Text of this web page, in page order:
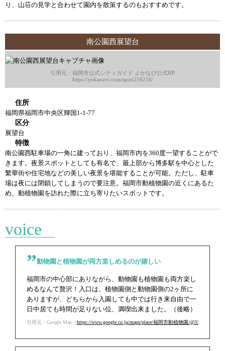
り、山荘の見学と合わせて園内を散策するのもおすすめです。
南公園西展望台
引用元：福岡市公式シティガイド よかなび公式HP
https://yokanavi.com/spot/216216/
住所
福岡県福岡市中央区輝国1-1-77
区分
展望台
特徴
南公園西駐車場の一角に建っており、福岡市内を360度一望することがで
きます。夜景スポットとしても有名で、最上部から博多駅を中心とした
繁華街や住宅地などの美しい夜景を堪能することが可能。ただし、駐車
場は夜には閉鎖してしまうので要注意。福岡市動植物園の近くにあるた
め、動植物園を訪れた際に立ち寄りたいスポットです。
voice
動物園と植物園が両方楽しめるのが嬉しい
福岡市の中心部にありながら、動物園も植物園も両方楽し
めるなんて贅沢！入口は、植物園側と動物園側の2ヶ所に
ありますが、どちらから入園しても中では行き来自由で一
日中居ても時間が足りない位、満喫出来ました。（後略）
引用元：Google Map（https://www.google.co.jp/maps/place/福岡市動植物園/